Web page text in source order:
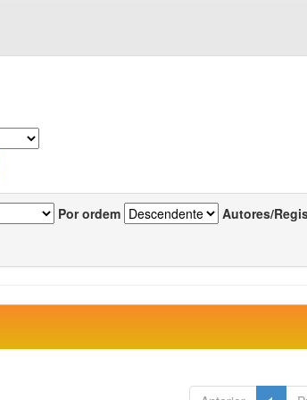
Por ordem Autores/